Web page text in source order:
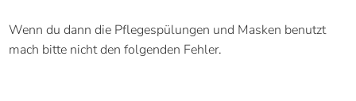
Wenn du dann die Pflegespülungen und Masken benutzt
mach bitte nicht den folgenden Fehler.